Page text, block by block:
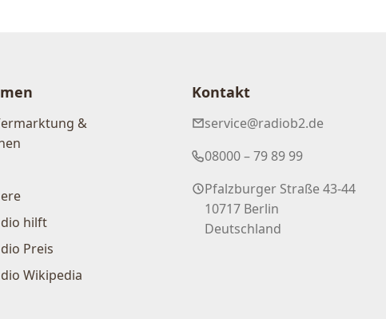
&
hilft
Preis
Wikipedia
Kontakt
service@radiob2.de
08000 – 79 89 99
Pfalzburger Straße 43-44
10717 Berlin
Deutschland